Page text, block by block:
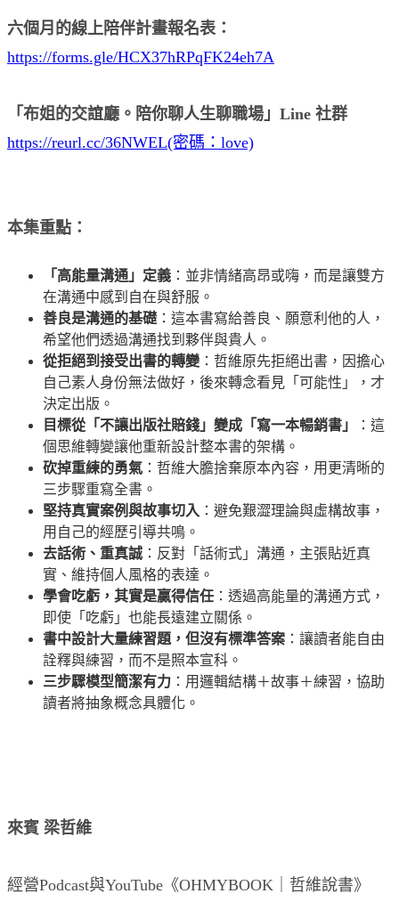
六個月的線上陪伴計畫報名表：
https://forms.gle/HCX37hRPqFK24eh7A
「布姐的交誼廳。陪你聊人生聊職場」Line 社群
https://reurl.cc/36NWEL(密碼：love)
本集重點：
「高能量溝通」定義 ：並非情緒高昂或嗨，而是讓雙方
在溝通中感到自在與舒服。
善良是溝通的基礎 ：這本書寫給善良、願意利他的人，
希望他們透過溝通找到夥伴與貴人。
從拒絕到接受出書的轉變 ：哲維原先拒絕出書，因擔心
自己素人身份無法做好，後來轉念看見「可能性」，才
決定出版。
目標從「不讓出版社賠錢」變成「寫一本暢銷書」
：這
個思維轉變讓他重新設計整本書的架構。
砍掉重練的勇氣 ：哲維大膽捨棄原本內容，用更清晰的
三步驟重寫全書。
堅持真實案例與故事切入 ：避免艱澀理論與虛構故事，
用自己的經歷引導共鳴。
去話術、重真誠 ：反對「話術式」溝通，主張貼近真
實、維持個人風格的表達。
學會吃虧，其實是贏得信任 ：透過高能量的溝通方式，
即使「吃虧」也能長遠建立關係。
書中設計大量練習題，但沒有標準答案 ：讓讀者能自由
詮釋與練習，而不是照本宣科。
三步驟模型簡潔有力 ：用邏輯結構＋故事＋練習，協助
讀者將抽象概念具體化。
來賓 梁哲維
經營Podcast與YouTube《OHMYBOOK｜哲維說書》